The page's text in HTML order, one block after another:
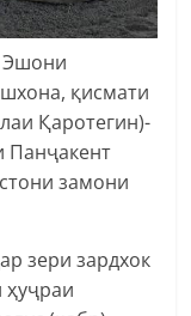
Эшони
қисмати
Қаротегин)-
Панҷакент
замони
зери зардхок
ҳуҷраи